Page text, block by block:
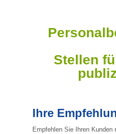
Lehrstellen
Stellen
Ihre
Empfehlen Sie Ihren Kunden